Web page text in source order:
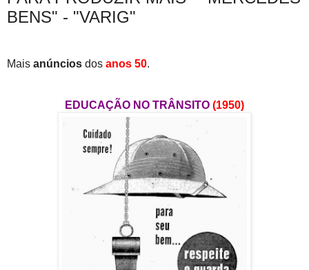
BENS" - "VARIG"
Mais anúncios dos anos 50.
EDUCAÇÃO NO TRÂNSITO (1950)